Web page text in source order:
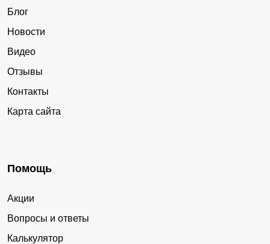
Блог
Новости
Видео
Отзывы
Контакты
Карта сайта
Помощь
Акции
Вопросы и ответы
Калькулятор